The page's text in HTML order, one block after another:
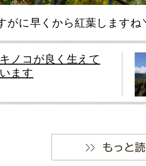
がに早くから紅葉します
キノコが良く生えて
います